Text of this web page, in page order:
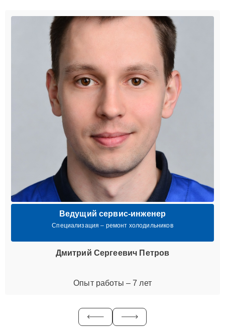
Ведущий сервис-инженер
Специализация – ремонт холодильников
Дмитрий Сергеевич Петров
Опыт работы – 7 лет